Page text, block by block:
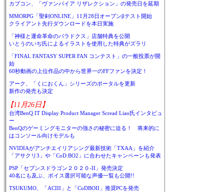
カプコン、「ヴァンパイア リザレクション」の発売日を延期
MMORPG「聖剣ONLINE」11月28日オープンβテスト開始
クライアント先行ダウンロードを本日実施
「神様と運命革命のパラドクス」店舗特典を公開
いとうのいぢ氏によるイラストを使用した特典がズラリ
「FINAL FANTASY SUPER FAN コンテスト」の一般投票が開
始
60秒動画の上位作品の中から世界一のFFファンを決定！
アーク、「くにおくん」シリーズのポータルを更新
新作の発売も決定
【11月26日】
台湾BenQ IT Display Product Manager Scread Liao氏インタビュ
ー
BenQのゲーミングモニターの強さの秘密に迫る！ 将来的に
はコンソール向けモデルも
NVIDIAがアンチエイリアシング最新技術「TXAA」を紹介
「アサクリ3」や「CoD:BO2」に合わせたキャンペーンも発表
PSP「セブンスドラゴン２０２０-II」発売決定
40名にも及ぶ、ボイス選択可能な声優一覧も公開!!
TSUKUMO、「ACIII」と「CoDBOII」推奨PCを発売